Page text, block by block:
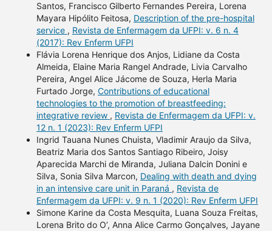
Santos, Francisco Gilberto Fernandes Pereira, Lorena
Mayara Hipólito Feitosa, Description of the pre-hospital
service , Revista de Enfermagem da UFPI: v. 6 n. 4
(2017): Rev Enferm UFPI
Flávia Lorena Henrique dos Anjos, Lidiane da Costa
Almeida, Elaine Maria Rangel Andrade, Livia Carvalho
Pereira, Angel Alice Jácome de Souza, Herla Maria
Furtado Jorge, Contributions of educational
technologies to the promotion of breastfeeding:
integrative review , Revista de Enfermagem da UFPI: v.
12 n. 1 (2023): Rev Enferm UFPI
Ingrid Tauana Nunes Chuista, Vladimir Araujo da Silva,
Beatriz Maria dos Santos Santiago Ribeiro, Joisy
Aparecida Marchi de Miranda, Juliana Dalcin Donini e
Silva, Sonia Silva Marcon, Dealing with death and dying
in an intensive care unit in Paraná , Revista de
Enfermagem da UFPI: v. 9 n. 1 (2020): Rev Enferm UFPI
Simone Karine da Costa Mesquita, Luana Souza Freitas,
Lorena Brito do O’, Anna Alice Carmo Gonçalves, Jayane